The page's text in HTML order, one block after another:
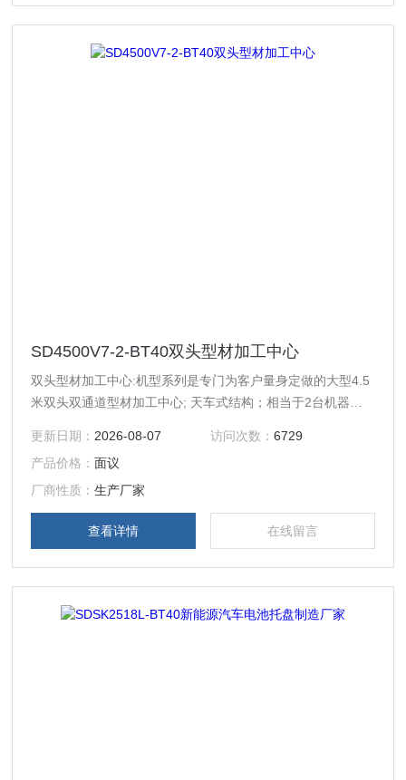
SD4500V7-2-BT40双头型材加工中心
双头型材加工中心:机型系列是专门为客户量身定做的大型4.5
米双头双通道型材加工中心; 天车式结构；相当于2台机器同
双头同时分段加工同一个工件、也可以同时加工2个同样的工
件.
更新日期： 2026-08-07 访问次数： 6729
产品价格：面议
厂商性质：生产厂家
查看详情 在线留言